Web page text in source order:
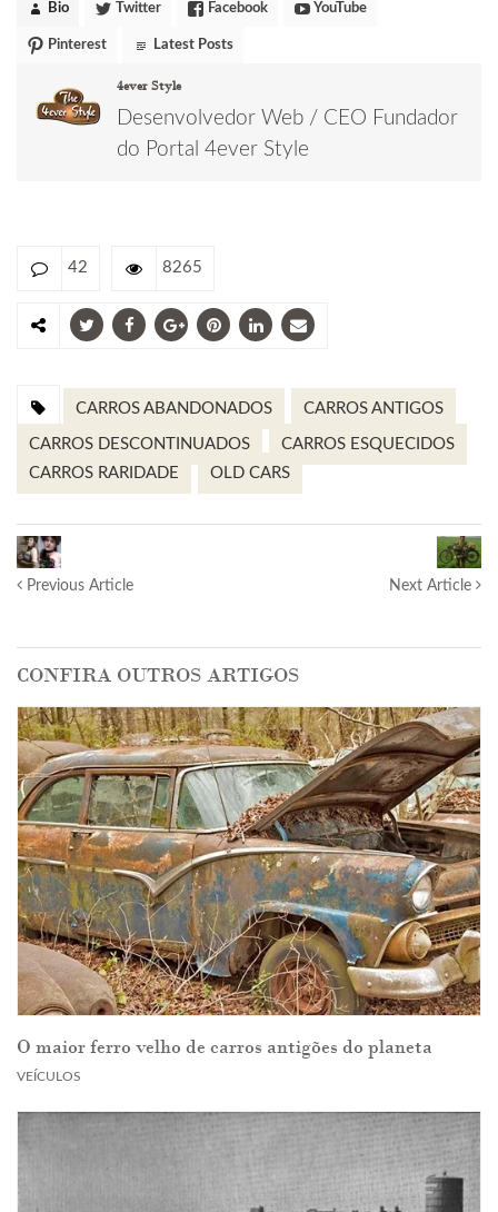
Bio Twitter Facebook YouTube
Pinterest Latest Posts
4ever Style
Desenvolvedor Web / CEO Fundador
do Portal 4ever Style
42 8265
CARROS ABANDONADOS CARROS ANTIGOS
CARROS DESCONTINUADOS
CARROS ESQUECIDOS
CARROS RARIDADE
OLD CARS
Previous Article Next Article
CONFIRA OUTROS ARTIGOS
O maior ferro velho de carros antigões do planeta
VEÍCULOS